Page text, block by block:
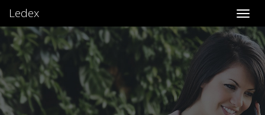
Ledex